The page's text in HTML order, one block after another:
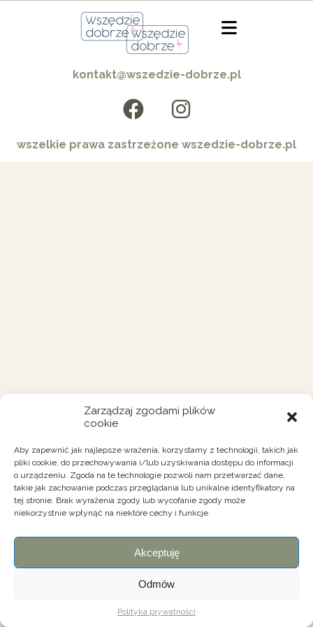
Zarządzaj zgodami plików
cookie
Aby zapewnić jak najlepsze wrażenia, korzystamy z technologii, takich jak
pliki cookie, do przechowywania i/lub uzyskiwania dostępu do informacji
o urządzeniu. Zgoda na te technologie pozwoli nam przetwarzać dane,
takie jak zachowanie podczas przeglądania lub unikalne identyfikatory na
tej stronie. Brak wyrażenia zgody lub wycofanie zgody może
niekorzystnie wpłynąć na niektóre cechy i funkcje.
Akceptuję
Odmów
Polityka prywatności
kontakt@wszedzie-dobrze.pl
wszelkie prawa zastrzeżone wszedzie-dobrze.pl